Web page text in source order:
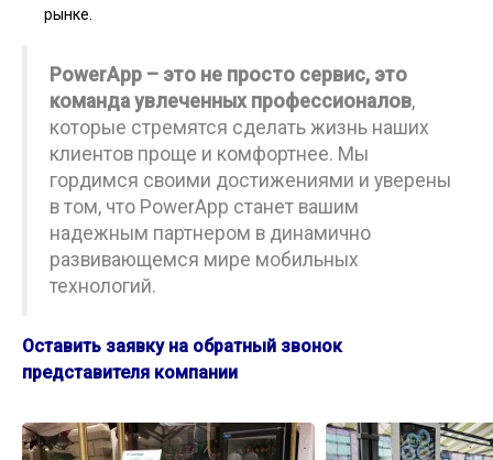
рынке.
PowerApp – это не просто сервис, это
команда увлеченных профессионалов,
которые стремятся сделать жизнь наших
клиентов проще и комфортнее. Мы
гордимся своими достижениями и уверены
в том, что PowerApp станет вашим
надежным партнером в динамично
развивающемся мире мобильных
технологий.
Оставить заявку на обратный звонок
представителя компании